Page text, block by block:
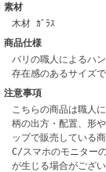
素材
木材 ｶﾞﾗｽ
商品仕様
バリの職人によるハ
存在感のあるサイズ
注意事項
こちらの商品は職人
柄の出方・配置、形
ップで販売している
C/スマホのモニター
が生じる場合がござい